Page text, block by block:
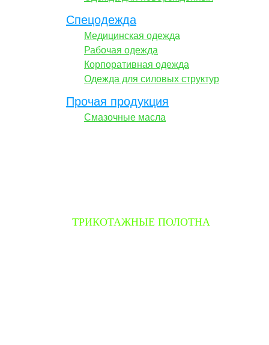
Спецодежда
Медицинская одежда
Рабочая одежда
Корпоративная одежда
Одежда для силовых структур
Прочая продукция
Смазочные масла
ТРИКОТАЖНЫЕ ПОЛОТНА